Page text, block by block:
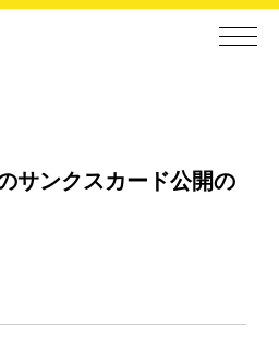
サンクスカード公開の